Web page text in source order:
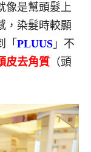
像是幫頭髮上
，染髮時較顯
「 PLUUS 」不
皮去角質 （頭